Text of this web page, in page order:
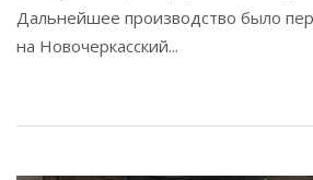
Дальнейшее производство было
на Новочеркасский...